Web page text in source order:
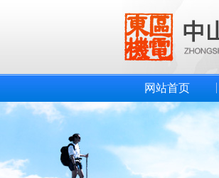
网站首页